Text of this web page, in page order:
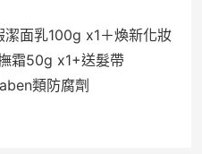
潔面乳100g x1＋煥新化妝
霜50g x1+送髮帶
類防腐劑